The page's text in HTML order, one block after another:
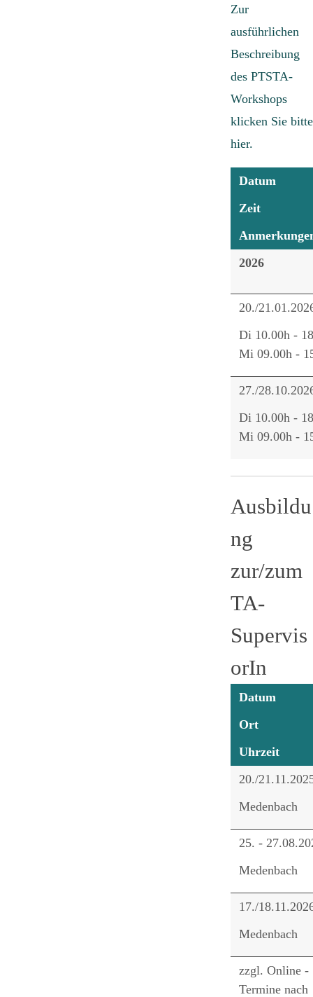
Zur
ausführlichen
Beschreibung
des PTSTA-
Workshops
klicken Sie bitte
hier.
Datum
Zeit
2026
20./
Di 10.00h -
Mi 09.00h -
27./
Di 10.00h -
Mi 09.00h -
Ausbildu
ng
zur/zum
TA-
Supervis
orIn
Datum
Ort
Uhrzeit
20./
Medenbach
25. -
Medenbach
17./
Medenbach
zzgl. Online -
Termine nach